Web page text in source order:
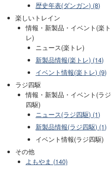
歴史年表(ダンガン) (8)
楽しいトレイン
情報・新製品・イベント(楽ト
レ)
ニュース(楽トレ)
新製品情報(楽トレ) (14)
イベント情報(楽トレ) (9)
ラジ四駆
情報・新製品・イベント(ラジ
四駆)
ニュース(ラジ四駆) (1)
新製品情報(ラジ四駆) (1)
イベント情報(ラジ四駆)
その他
よもやま (140)